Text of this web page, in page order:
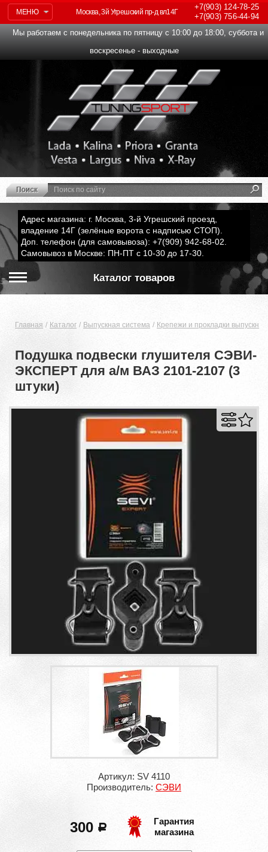
МЕНЮ
+7(903)124-78-25
+7(903)756-44-94
Москва, 3й Угрешский пр-д вл14Г
Мы работаем с понедельника по пятницу с 10:00 до 18:00, суббота и
воскресенье - выходные
Адрес магазина: г. Москва, 3-й Угрешский проезд,
владение 14Г (зелёные ворота с надписью СТОП).
Доп. телефон (для самовывоза): +7(909) 942-68-02.
Самовывоз в Москве: ПН-ПТ с 10-30 до 17-30.
Каталог товаров
Главная Каталог Выпускная система Крепежи и прокладки
Подушка подвески глушителя СЭВИ-
ЭКСПЕРТ для а/м ВАЗ 2101-2107 (3
штуки)
Артикул: SV 4110
Производитель: СЭВИ
300 a
Гарантия
магазина